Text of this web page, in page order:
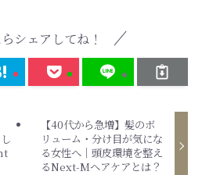
シェアしてね！
【40代から急増】髪のボ
リューム・分け目が気にな
る女性へ｜頭皮環境を整え
るNext-Mヘアケアとは？